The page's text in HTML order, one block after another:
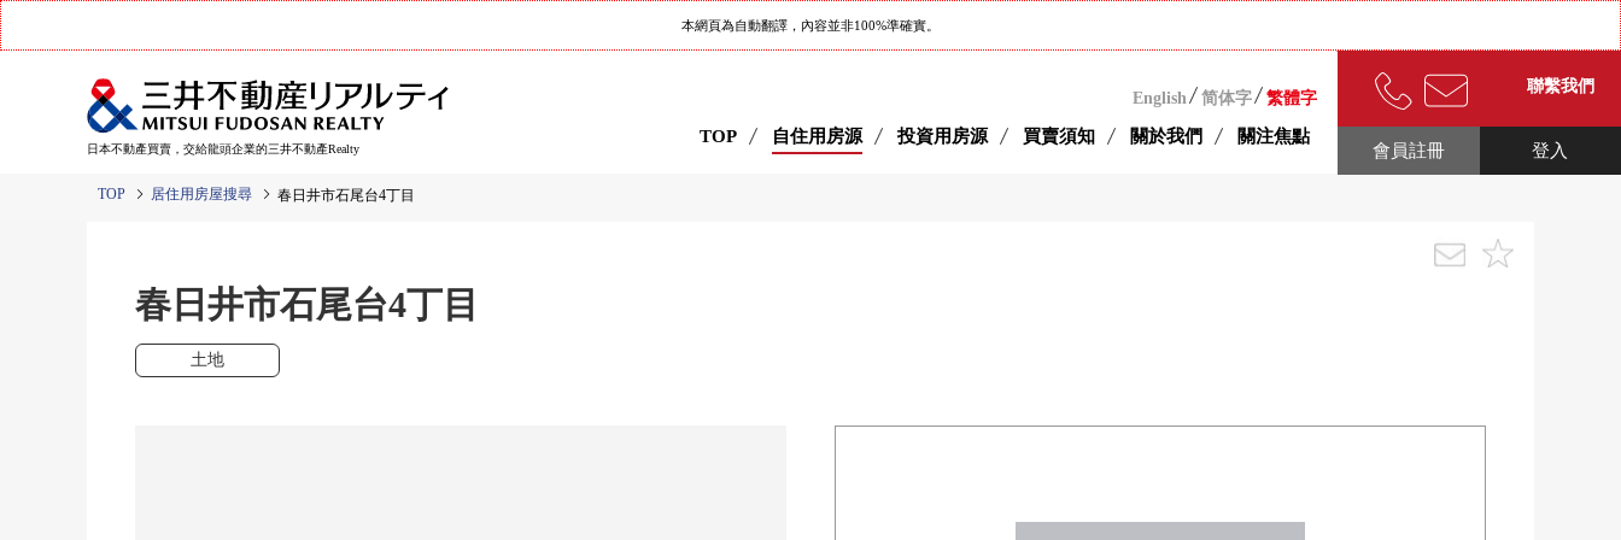
本網頁為自動翻譯，內容並非100%準確實。
日本不動產買賣，交給龍頭企業的三井不動產Realty
English 简体字 繁體字
TOP 自住用房源 投資用房源 買賣須知 關於我們 關注焦點
聯繫我們
登入
會員註冊
TOP 居住用房屋搜尋 春日井市石尾台4丁目
春日井市石尾台4丁目
土地